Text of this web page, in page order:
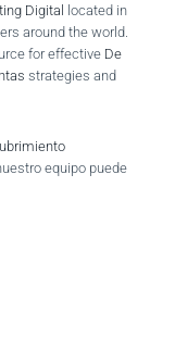
Digital located in
around the world.
for effective De
strategies and
equipo puede